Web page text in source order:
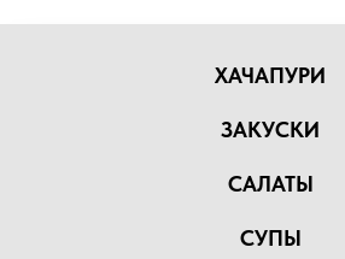
ХАЧАПУРИ
ЗАКУСКИ
САЛАТЫ
СУПЫ